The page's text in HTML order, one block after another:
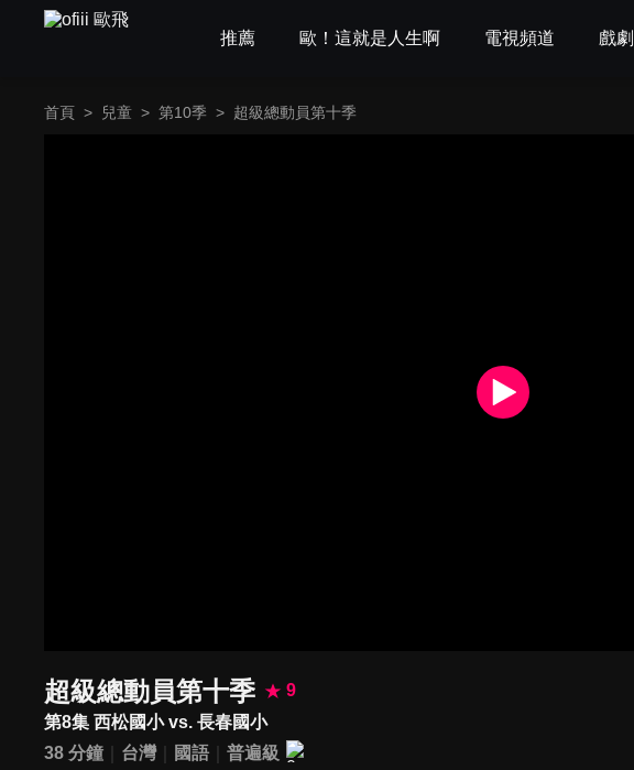
推薦 歐！這就是人生啊 電視頻道 戲劇
首頁 > 兒童 > 第10季 > 超級總動員第十季
超級總動員第十季
9
第8集 西松國小 vs. 長春國小
38 分鐘
台灣 國語
普遍級